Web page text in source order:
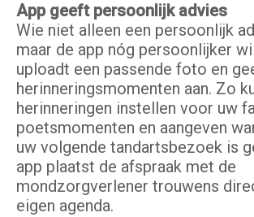
App geeft persoonlijk advies
Wie niet alleen een persoonlijk
maar de app nóg persoonlijker
uploadt een passende foto en
herinneringsmomenten aan. Zo
herinneringen instellen voor uw
poetsmomenten en aangeven
uw volgende tandartsbezoek is
app plaatst de afspraak met de
mondzorgverlener trouwens
eigen agenda.